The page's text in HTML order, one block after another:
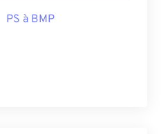
PS à BMP